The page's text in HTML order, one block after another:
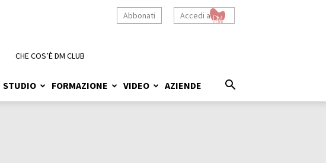
Accedi a
Abbonati
STUDIO FORMAZIONE VIDEO AZIENDE
CHE COS’È DM CLUB